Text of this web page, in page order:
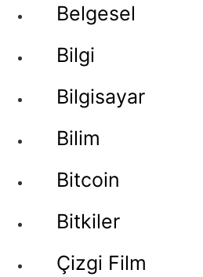
Belgesel
Bilgi
Bilgisayar
Bilim
Bitcoin
Bitkiler
Çizgi Film